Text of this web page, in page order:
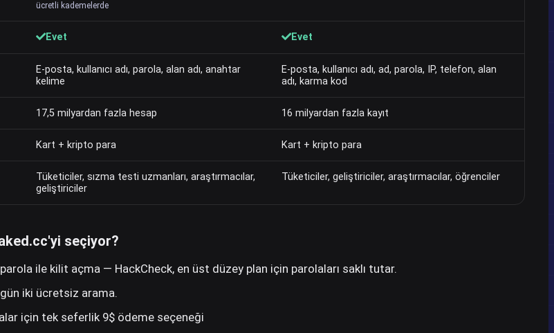
ücretli kademelerde
Evet Evet
E-posta, kullanıcı adı, parola, alan adı, anahtar
kelime
E-posta, kullanıcı adı, ad, parola, IP, telefon, alan
adı, karma kod
17,5 milyardan fazla hesap 16 milyardan fazla kayıt
Kart + kripto para Kart + kripto para
Tüketiciler, sızma testi uzmanları, araştırmacılar,
geliştiriciler
Tüketiciler, geliştiriciler, araştırmacılar, öğrenciler
seçiyor?
parola ile kilit açma — HackCheck, en üst düzey plan için parolaları saklı tutar.
iki ücretsiz arama.
için tek seferlik 9$ ödeme seçeneği